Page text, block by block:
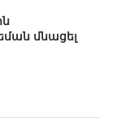
մնացել